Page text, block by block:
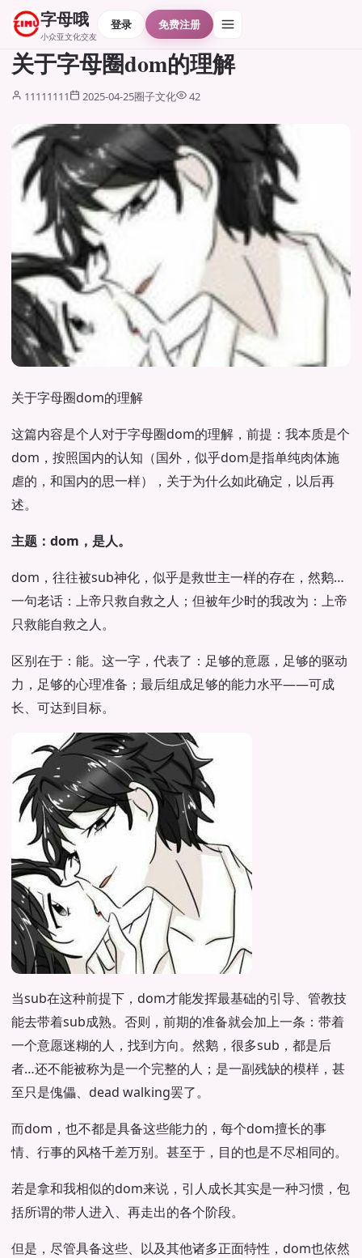
字母哦
小众亚文化交友
登录 免费注册
关于字母圈dom的理解
11111111 2025-04-25圈子文化 42
关于字母圈dom的理解
这篇内容是个人对于字母圈dom的理解，前提：我本质是个
dom，按照国内的认知（国外，似乎dom是指单纯肉体施
虐的，和国内的思一样），关于为什么如此确定，以后再
述。
主题：dom，是人。
dom，往往被sub神化，似乎是救世主一样的存在，然鹅…
一句老话：上帝只救自救之人；但被年少时的我改为：上帝
只救能自救之人。
区别在于：能。这一字，代表了：足够的意愿，足够的驱动
力，足够的心理准备；最后组成足够的能力水平——可成
长、可达到目标。
当sub在这种前提下，dom才能发挥最基础的引导、管教技
能去带着sub成熟。否则，前期的准备就会加上一条：带着
一个意愿迷糊的人，找到方向。然鹅，很多sub，都是后
者…还不能被称为是一个完整的人；是一副残缺的模样，甚
至只是傀儡、dead walking罢了。
而dom，也不都是具备这些能力的，每个dom擅长的事
情、行事的风格千差万别。甚至于，目的也是不尽相同的。
若是拿和我相似的dom来说，引人成长其实是一种习惯，包
括所谓的带人进入、再走出的各个阶段。
但是，尽管具备这些、以及其他诸多正面特性，dom也依然